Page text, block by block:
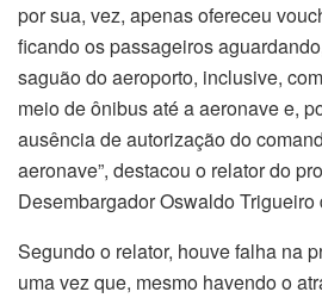
por sua, vez, apenas ofereceu
ficando os passageiros
saguão do aeroporto, inclusive,
meio de ônibus até a aeronave e,
ausência de autorização do
aeronave”, destacou o relator do
Desembargador Oswaldo Trigueiro
Segundo o relator, houve falha na
uma vez que, mesmo havendo o